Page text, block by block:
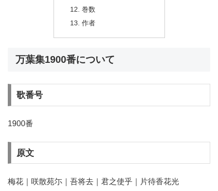
巻数
作者
万葉集1900番について
歌番号
1900番
原文
梅花｜咲散苑尓｜吾将去｜君之使乎｜片待香花光